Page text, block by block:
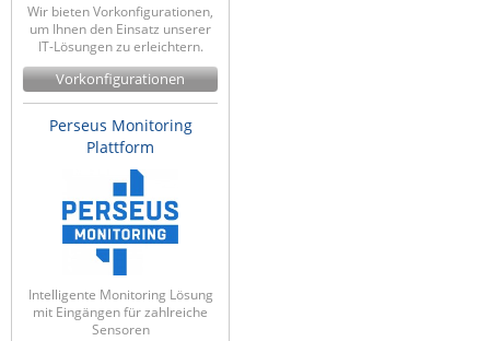
Wir bieten Vorkonfigurationen,
um Ihnen den Einsatz unserer
IT-Lösungen zu erleichtern.
Vorkonfigurationen
Perseus Monitoring
Plattform
Intelligente Monitoring Lösung
mit Eingängen für zahlreiche
Sensoren